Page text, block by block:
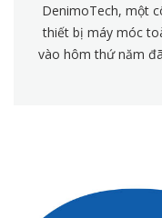
DenimoTech, một
thiết bị máy móc
vào hôm thứ năm